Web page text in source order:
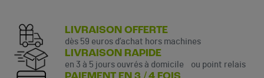
LIVRAISON OFFERTE
dès 59 euros d’achat hors machines
LIVRAISON RAPIDE
en 3 à 5 jours ouvrés à domicile ou point relais